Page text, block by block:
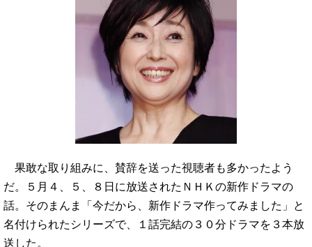
果敢な取り組みに、賛辞を送った視聴者も多かったよう
だ。５月４、５、８日に放送されたＮＨＫの新作ドラマの
話。そのまんま「今だから、新作ドラマ作ってみました」と
名付けられたシリーズで、１話完結の３０分ドラマを３本放
送した。